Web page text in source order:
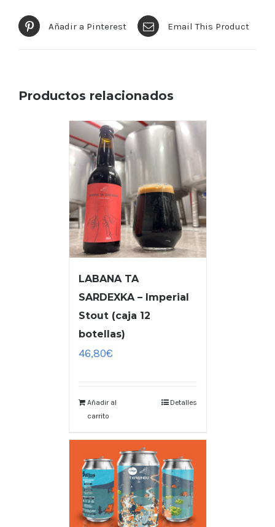
Añadir a Pinterest Email This Product
Productos relacionados
LABANA TA
SARDEXKA – Imperial
Stout (caja 12
botellas)
46,80€
Añadir al
carrito
Detalles